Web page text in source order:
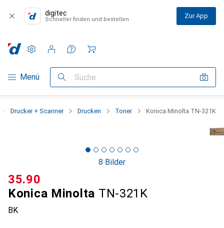
digitec
Schneller finden und bestellen Zur App
Navigation nach Kategorien
Menü Suche
Einstellungen
Kundenkonto
Vergleichslisten
Merklisten
Warenkorb
Drucker + Scanner Drucken Toner Konica Minolta TN-321K
8 Bilder
Konica Minolta TN-321K
BK
CHF
35.90